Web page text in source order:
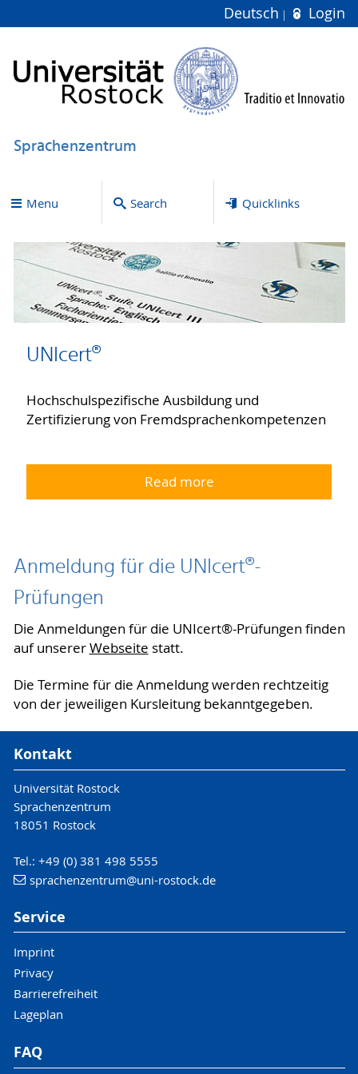
Deutsch Login
Sprachenzentrum
Menu Search Quicklinks
UNIcert®
Hochschulspezifische Ausbildung und
Zertifizierung von Fremdsprachenkompetenzen
Read more
Anmeldung für die UNIcert®-
Prüfungen
Die Anmeldungen für die UNIcert®-Prüfungen finden
auf unsererWebseite statt.
Die Termine für die Anmeldung werden rechtzeitig
von der jeweiligen Kursleitung bekanntgegeben.
Kontakt
Universität Rostock
Sprachenzentrum
18051 Rostock
Tel.: +49 (0) 381 498 5555
sprachenzentrum@uni-rostock.de
Service
Imprint
Privacy
Barrierefreiheit
Lageplan
FAQ